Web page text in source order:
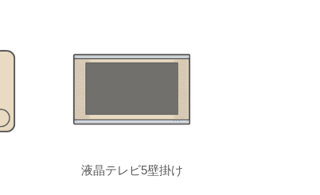
液晶テレビ5壁掛け